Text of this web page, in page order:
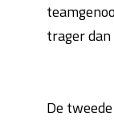
trager dan
De